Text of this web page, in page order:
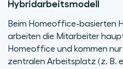
Hybridarbeitsmodell
Beim Homeoffice-basierten
arbeiten die Mitarbeiter
Homeoffice und kommen
zentralen Arbeitsplatz (z. B.